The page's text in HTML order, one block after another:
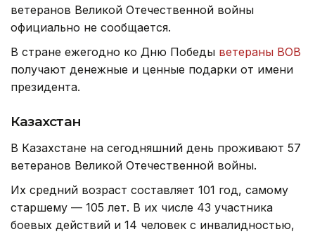
ветеранов Великой Отечественной войны
официально не сообщается.
В стране ежегодно ко Дню Победы ветераны ВОВ
получают денежные и ценные подарки от имени
президента.
Казахстан
В Казахстане на сегодняшний день проживают 57
ветеранов Великой Отечественной войны.
Их средний возраст составляет 101 год, самому
старшему — 105 лет. В их числе 43 участника
боевых действий и 14 человек с инвалидностью,